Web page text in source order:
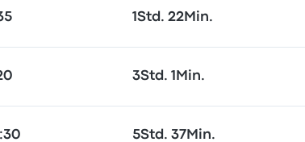
1Std. 22Min.
3Std. 1Min.
5Std. 37Min.